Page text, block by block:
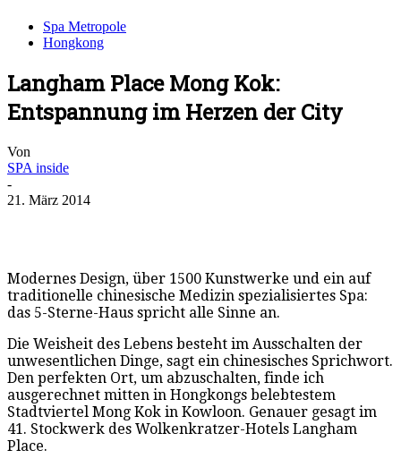
Spa Metropole
Hongkong
Langham Place Mong Kok:
Entspannung im Herzen der City
Von
SPA inside
-
21. März 2014
Modernes Design, über 1500 Kunstwerke und ein auf
traditionelle chinesische Medizin spezialisiertes Spa:
das 5-Sterne-Haus spricht alle Sinne an.
Die Weisheit des Lebens besteht im Ausschalten der
unwesentlichen Dinge, sagt ein chinesisches Sprichwort.
Den perfekten Ort, um abzuschalten, finde ich
ausgerechnet mitten in Hongkongs belebtestem
Stadtviertel Mong Kok in Kowloon. Genauer gesagt im
41. Stockwerk des Wolkenkratzer-Hotels Langham
Place.